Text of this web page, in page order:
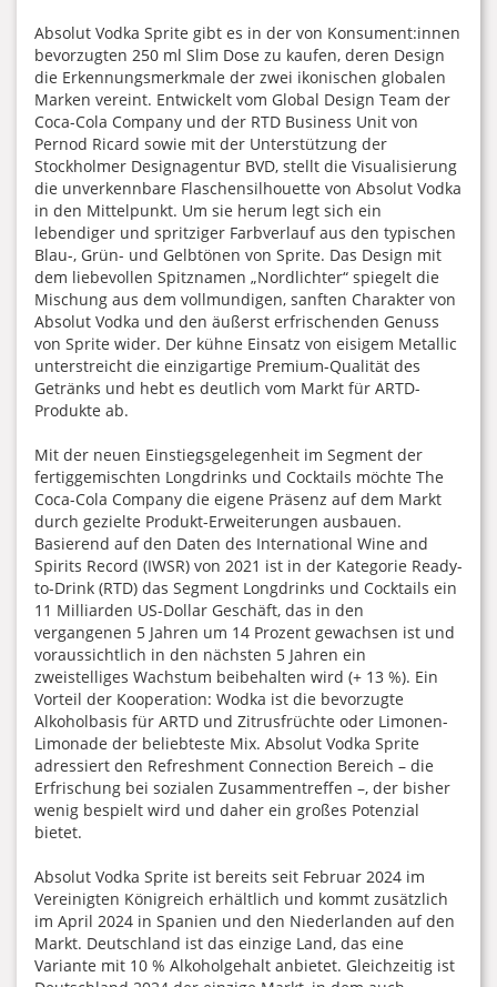
Absolut Vodka Sprite gibt es in der von Konsument:innen
bevorzugten 250 ml Slim Dose zu kaufen, deren Design
die Erkennungsmerkmale der zwei ikonischen globalen
Marken vereint. Entwickelt vom Global Design Team der
Coca-Cola Company und der RTD Business Unit von
Pernod Ricard sowie mit der Unterstützung der
Stockholmer Designagentur BVD, stellt die Visualisierung
die unverkennbare Flaschensilhouette von Absolut Vodka
in den Mittelpunkt. Um sie herum legt sich ein
lebendiger und spritziger Farbverlauf aus den typischen
Blau-, Grün- und Gelbtönen von Sprite. Das Design mit
dem liebevollen Spitznamen „Nordlichter“ spiegelt die
Mischung aus dem vollmundigen, sanften Charakter von
Absolut Vodka und den äußerst erfrischenden Genuss
von Sprite wider. Der kühne Einsatz von eisigem Metallic
unterstreicht die einzigartige Premium-Qualität des
Getränks und hebt es deutlich vom Markt für ARTD-
Produkte ab.
Mit der neuen Einstiegsgelegenheit im Segment der
fertiggemischten Longdrinks und Cocktails möchte The
Coca-Cola Company die eigene Präsenz auf dem Markt
durch gezielte Produkt-Erweiterungen ausbauen.
Basierend auf den Daten des International Wine and
Spirits Record (IWSR) von 2021 ist in der Kategorie Ready-
to-Drink (RTD) das Segment Longdrinks und Cocktails ein
11 Milliarden US-Dollar Geschäft, das in den
vergangenen 5 Jahren um 14 Prozent gewachsen ist und
voraussichtlich in den nächsten 5 Jahren ein
zweistelliges Wachstum beibehalten wird (+ 13 %). Ein
Vorteil der Kooperation: Wodka ist die bevorzugte
Alkoholbasis für ARTD und Zitrusfrüchte oder Limonen-
Limonade der beliebteste Mix. Absolut Vodka Sprite
adressiert den Refreshment Connection Bereich – die
Erfrischung bei sozialen Zusammentreffen –, der bisher
wenig bespielt wird und daher ein großes Potenzial
bietet.
Absolut Vodka Sprite ist bereits seit Februar 2024 im
Vereinigten Königreich erhältlich und kommt zusätzlich
im April 2024 in Spanien und den Niederlanden auf den
Markt. Deutschland ist das einzige Land, das eine
Variante mit 10 % Alkoholgehalt anbietet. Gleichzeitig ist